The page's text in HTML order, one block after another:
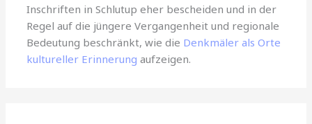
Inschriften in Schlutup eher bescheiden und in der
Regel auf die jüngere Vergangenheit und regionale
Bedeutung beschränkt, wie die Denkmäler als Orte
kultureller Erinnerung aufzeigen.